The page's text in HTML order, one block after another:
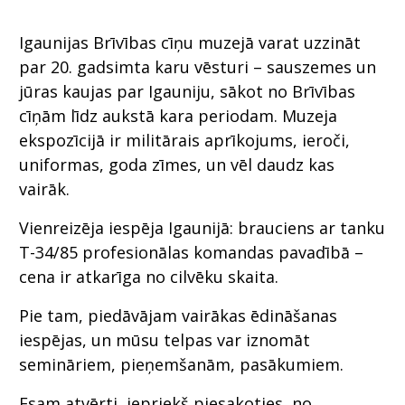
Igaunijas Brīvības cīņu muzejā varat uzzināt
par 20. gadsimta karu vēsturi – sauszemes un
jūras kaujas par Igauniju, sākot no Brīvības
cīņām līdz aukstā kara periodam. Muzeja
ekspozīcijā ir militārais aprīkojums, ieroči,
uniformas, goda zīmes, un vēl daudz kas
vairāk.
Vienreizēja iespēja Igaunijā: brauciens ar tanku
T-34/85 profesionālas komandas pavadībā –
cena ir atkarīga no cilvēku skaita.
Pie tam, piedāvājam vairākas ēdināšanas
iespējas, un mūsu telpas var iznomāt
semināriem, pieņemšanām, pasākumiem.